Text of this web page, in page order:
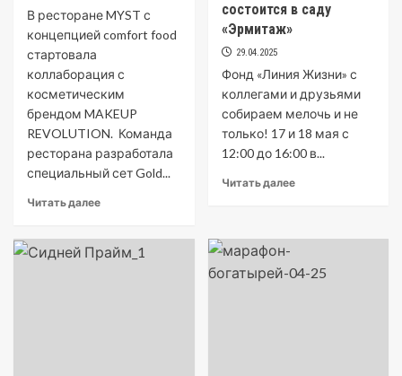
В ресторане MYST с
концепцией comfort food
стартовала
коллаборация с
косметическим
брендом MAKEUP
REVOLUTION. Команда
ресторана разработала
специальный сет Gold...
Читать далее
состоится в саду
«Эрмитаж»
29.04.2025
Фонд «Линия Жизни» с
коллегами и друзьями
собираем мелочь и не
только! 17 и 18 мая с
12:00 до 16:00 в...
Читать далее